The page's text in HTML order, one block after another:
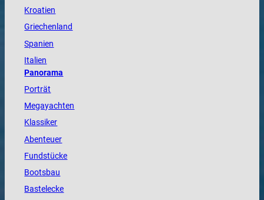
Kroatien
Griechenland
Spanien
Italien
Panorama
Porträt
Megayachten
Klassiker
Abenteuer
Fundstücke
Bootsbau
Bastelecke